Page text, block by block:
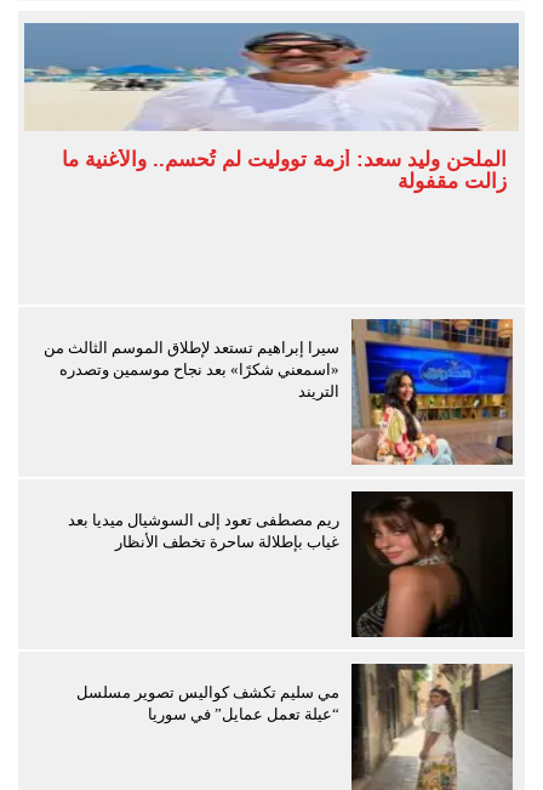
الملحن وليد سعد: أزمة تووليت لم تُحسم.. والأغنية ما
زالت مقفولة
سيرا إبراهيم تستعد لإطلاق الموسم الثالث من
«اسمعني شكرًا» بعد نجاح موسمين وتصدره
التريند
ريم مصطفى تعود إلى السوشيال ميديا بعد
غياب بإطلالة ساحرة تخطف الأنظار
مي سليم تكشف كواليس تصوير مسلسل
“عيلة تعمل عمايل” في سوريا